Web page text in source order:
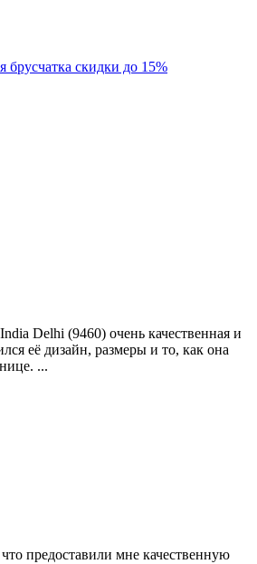
брусчатка скидки до 15%
Delhi (9460) очень качественная и
её дизайн, размеры и то, как она
...
предоставили мне качественную